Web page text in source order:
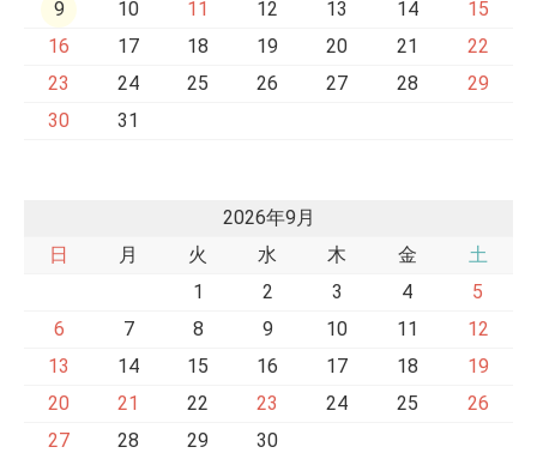
9 10 11 12 13 14
15
16
17 18 19 20 21
22
23
24 25 26 27 28
29
30
31
2026年9月
日
月 火 水 木 金
土
1
2 3 4
5
6
7 8 9 10 11
12
13
14 15 16 17 18
19
20
21 22 23 24 25
26
27
28 29 30